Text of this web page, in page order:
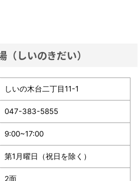
（しいのきだい）
しいの木台二丁目11-1
047-383-5855
9:00~17:00
第1月曜日（祝日を除く）
2面